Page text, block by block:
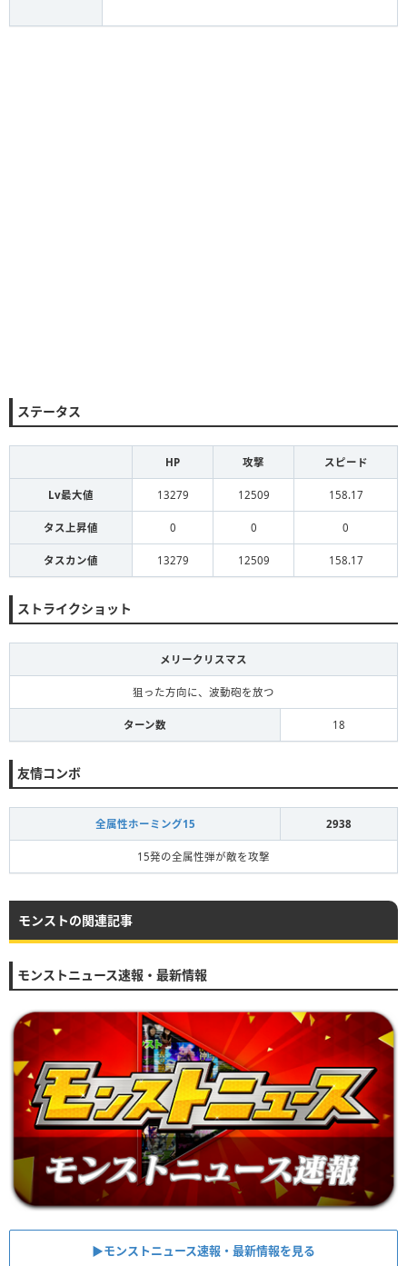
ステータス
HP 攻撃 スピード
Lv最大値 13279 12509 158.17
タス上昇値 0 0 0
タスカン値 13279 12509 158.17
ストライクショット
メリークリスマス
狙った方向に、波動砲を放つ
ターン数 18
友情コンボ
全属性ホーミング15 2938
15発の全属性弾が敵を攻撃
モンストの関連記事
モンストニュース速報・最新情報
▶︎モンストニュース速報・最新情報を見る